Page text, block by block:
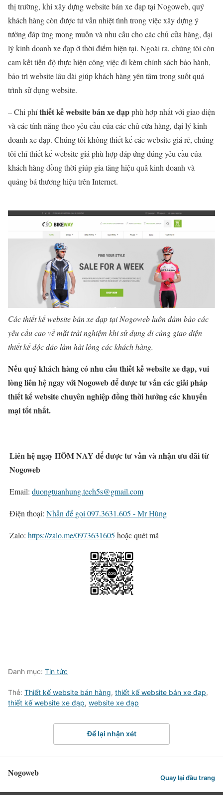
thị trường, khi xây dựng website bán xe đạp tại Nogoweb, quý
khách hàng còn được tư vấn nhiệt tình trong việc xây dựng ý
tưởng đáp ứng mong muốn và nhu cầu cho các chủ cửa hàng, đại
lý kinh doanh xe đạp ở thời điểm hiện tại. Ngoài ra, chúng tôi còn
cam kết tiến độ thực hiện công việc đi kèm chính sách bảo hành,
bảo trì website lâu dài giúp khách hàng yên tâm trong suốt quá
trình sử dụng website.
– Chi phíthiết kế website bán xe đạpphù hợp nhất với giao diện
và các tính năng theo yêu cầu của các chủ cửa hàng, đại lý kinh
doanh xe đạp. Chúng tôi không thiết kế các website giá rẻ, chúng
tôi chỉ thiết kế website giá phù hợp đáp ứng đúng yêu cầu của
khách hàng đồng thời giúp gia tăng hiệu quả kinh doanh và
quảng bá thương hiệu trên Internet.
Các thiết kế website bán xe đạp tại Nogoweb luôn đảm bảo các
yêu cầu cao về mặt trải nghiệm khi sử dụng đi cùng giao diện
thiết kế độc đáo làm hài lòng các khách hàng.
Nếu quý khách hàng có nhu cầu thiết kế website xe đạp, vui
lòng liên hệ ngay với Nogoweb để được tư vấn các giải pháp
thiết kế website chuyên nghiệp đồng thời hưởng các khuyến
mại tốt nhất.
Liên hệ ngay HÔM NAY để được tư vấn và nhận ưu đãi từ
Nogoweb
Email: duongtuanhung.tech5s@gmail.com
Điện thoại: Nhấn để gọi 097.3631.605 - Mr Hùng
Zalo: https://zalo.me/0973631605 hoặc quét mã
Danh mục: Tin tức
Thẻ: Thiết kế website bán hàng, thiết kế website bán xe đạp,
thiết kế website xe đạp, website xe đạp
Để lại nhận xét
Nogoweb Quay lại đầu trang